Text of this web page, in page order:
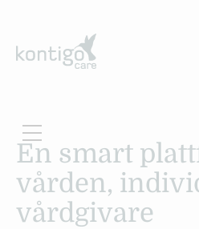
innehåll
En smart
vården,
vårdgivare